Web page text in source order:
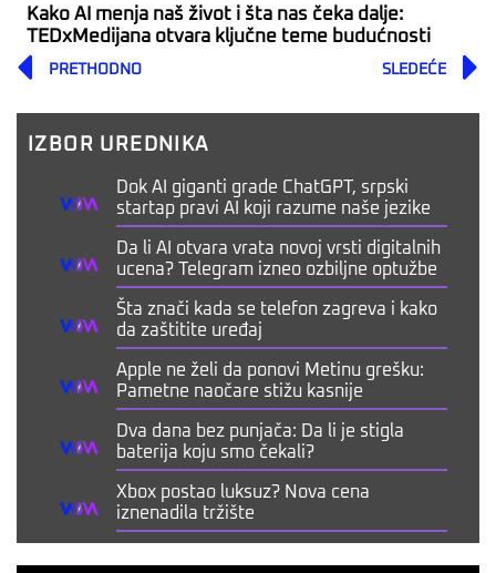
Kako AI menja naš život i šta nas čeka dalje:
TEDxMedijana otvara ključne teme budućnosti
Prev
PRETHODNO SLEDEĆE
IZBOR UREDNIKA
Dok AI giganti grade ChatGPT, srpski
startap pravi AI koji razume naše jezike
Da li AI otvara vrata novoj vrsti digitalnih
ucena? Telegram izneo ozbiljne optužbe
Šta znači kada se telefon zagreva i kako
da zaštitite uređaj
Apple ne želi da ponovi Metinu grešku:
Pametne naočare stižu kasnije
Dva dana bez punjača: Da li je stigla
baterija koju smo čekali?
Xbox postao luksuz? Nova cena
iznenadila tržište